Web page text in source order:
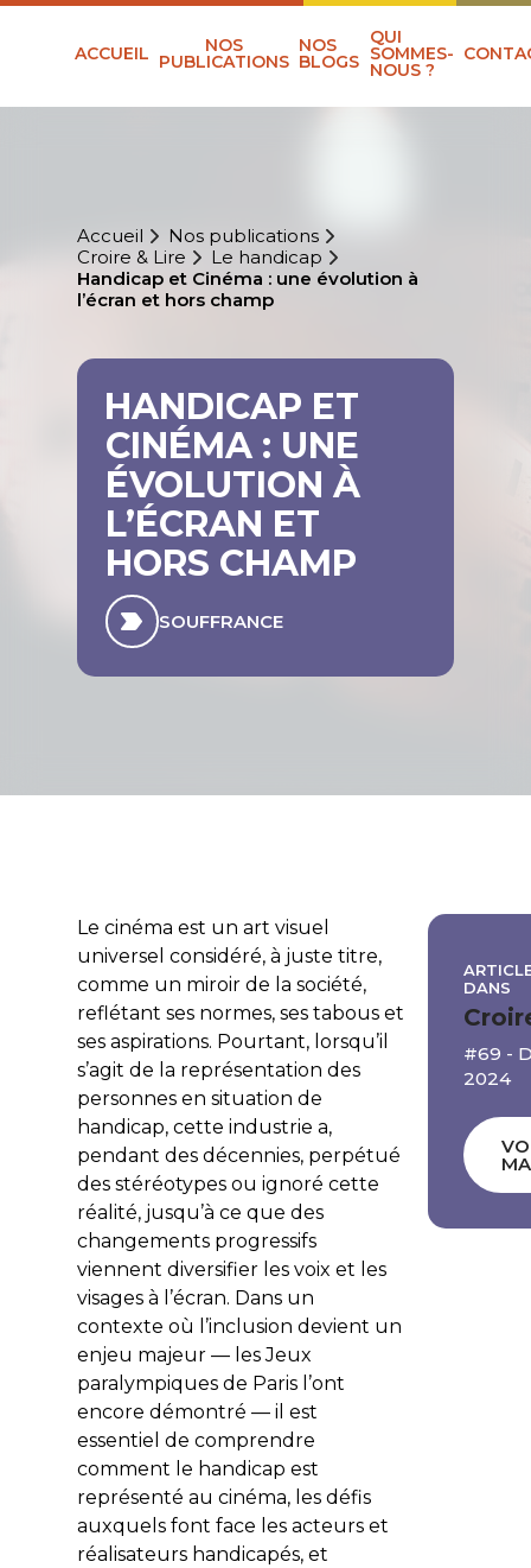
ACCUEIL NOS
PUBLICATIONS
NOS
BLOGS
QUI
SOMMES-
NOUS ?
Accueil
Nos publications
Croire & Lire
Le handicap
Handicap et Cinéma : une évolution à
l’écran et hors champ
HANDICAP ET
CINÉMA : UNE
ÉVOLUTION À
L’ÉCRAN ET
HORS CHAMP
SOUFFRANCE
Le cinéma est un art visuel
universel considéré, à juste titre,
comme un miroir de la société,
reflétant ses normes, ses tabous et
ses aspirations. Pourtant, lorsqu’il
s’agit de la représentation des
personnes en situation de
handicap, cette industrie a,
pendant des décennies, perpétué
des stéréotypes ou ignoré cette
réalité, jusqu’à ce que des
changements progressifs
viennent diversifier les voix et les
visages à l’écran. Dans un
contexte où l’inclusion devient un
enjeu majeur — les Jeux
paralympiques de Paris l’ont
encore démontré — il est
essentiel de comprendre
comment le handicap est
représenté au cinéma, les défis
auxquels font face les acteurs et
réalisateurs handicapés, et
DANS
#69 -
2024